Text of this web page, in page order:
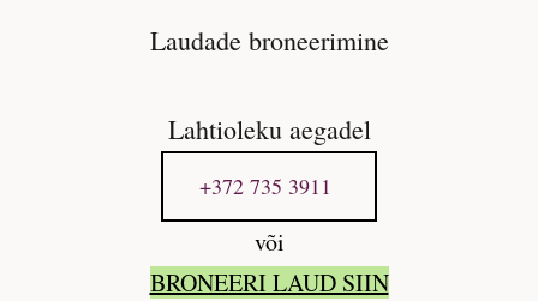
Laudade broneerimine
Lahtioleku aegadel
+372 735 3911
või
BRONEERI LAUD SIIN